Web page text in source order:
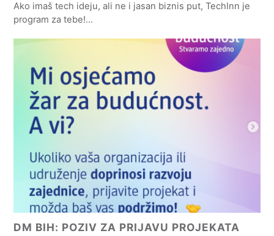
Ako imaš tech ideju, ali ne i jasan biznis put, TechInn je
program za tebe!…
DM BIH: POZIV ZA PRIJAVU PROJEKATA